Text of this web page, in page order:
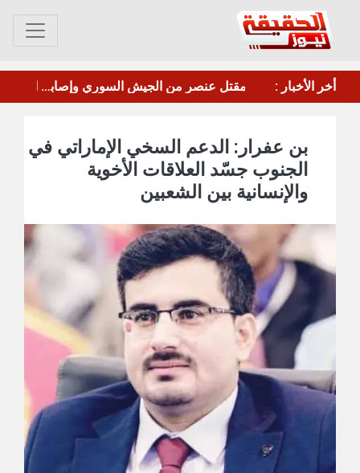
أخر الأخبار : الخارجية الفنلندية تبقي التعليمات لمواطنيها الراغبين بالقتال في أوكرانيا وتحذر من غياب المساعدة
بن عفرار: الدعم السخي الإماراتي في
الجنوب جسّد العلاقات الأخوية
والإنسانية بين الشعبين